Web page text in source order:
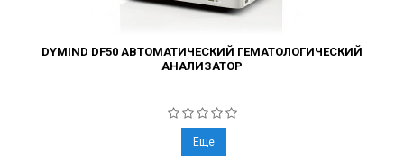
DYMIND DF50 АВТОМАТИЧЕСКИЙ ГЕМАТОЛОГИЧЕСКИЙ
АНАЛИЗАТОР
Еще